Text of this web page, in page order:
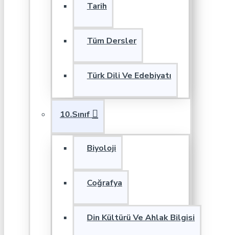
Tarih
Tüm Dersler
Türk Dili Ve Edebiyatı
10.Sınıf
Biyoloji
Coğrafya
Din Kültürü Ve Ahlak Bilgisi